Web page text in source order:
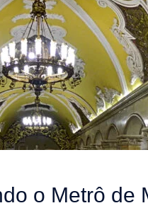
o Metrô de